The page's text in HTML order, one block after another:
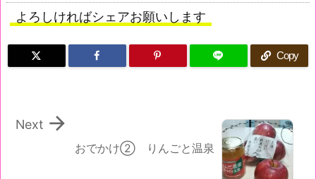
よろしければシェアお願いします
Copy
おでかけ② りんごと温泉

Next